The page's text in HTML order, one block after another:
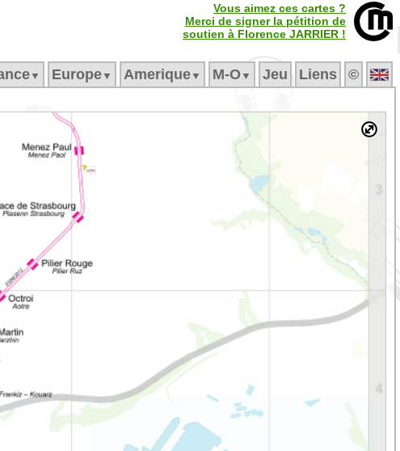
Vous aimez ces cartes ?
Merci de signer la pétition de
soutien à Florence JARRIER !
▼ Europe ▼ Amerique ▼ M‑O ▼ Jeu Liens ©